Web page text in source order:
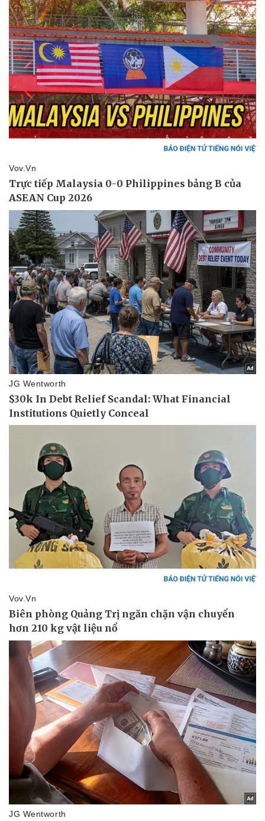
Nam khoa
Làm đẹp - giảm cân
Phòng mạch online
Ăn sạch sống khỏe
Sân khấu - Điện ảnh
Văn học
Âm nhạc
Di sản
Giải trí
Thời trang
Sao Việt